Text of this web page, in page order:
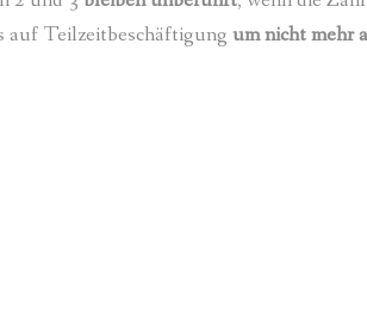
auf Teilzeitbeschäftigung um nicht mehr